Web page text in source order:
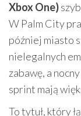
Xbox One)
W Palm City
później miasto
nielegalnych
zabawę, a
sprint mają
To tytuł, który